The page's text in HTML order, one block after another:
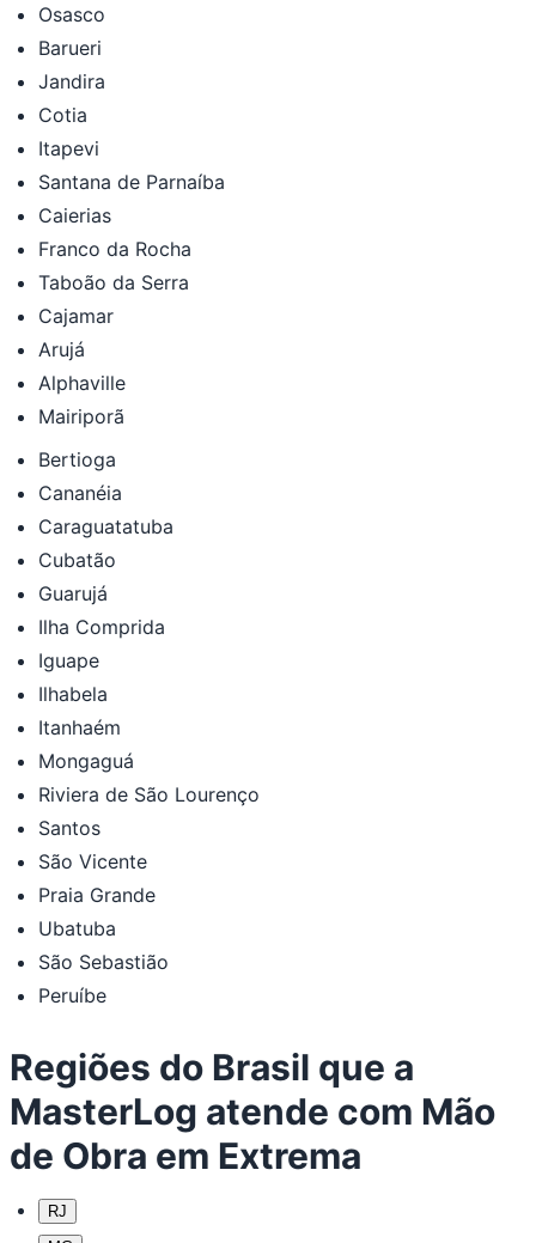
Osasco
Barueri
Jandira
Cotia
Itapevi
Santana de Parnaíba
Caierias
Franco da Rocha
Taboão da Serra
Cajamar
Arujá
Alphaville
Mairiporã
Bertioga
Cananéia
Caraguatatuba
Cubatão
Guarujá
Ilha Comprida
Iguape
Ilhabela
Itanhaém
Mongaguá
Riviera de São Lourenço
Santos
São Vicente
Praia Grande
Ubatuba
São Sebastião
Peruíbe
Regiões do Brasil que a
MasterLog atende com Mão
de Obra em Extrema
RJ